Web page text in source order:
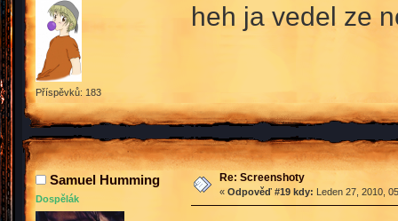
Příspěvků: 183
heh ja vedel ze
Samuel Humming
Dospělák
Re: Screenshoty
« Odpověď #19 kdy: Leden 27, 2010,